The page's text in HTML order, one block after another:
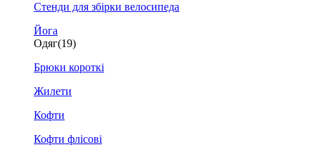
Стенди для збірки велосипеда
Йога
Одяг(19)
Брюки короткі
Жилети
Кофти
Кофти флісові